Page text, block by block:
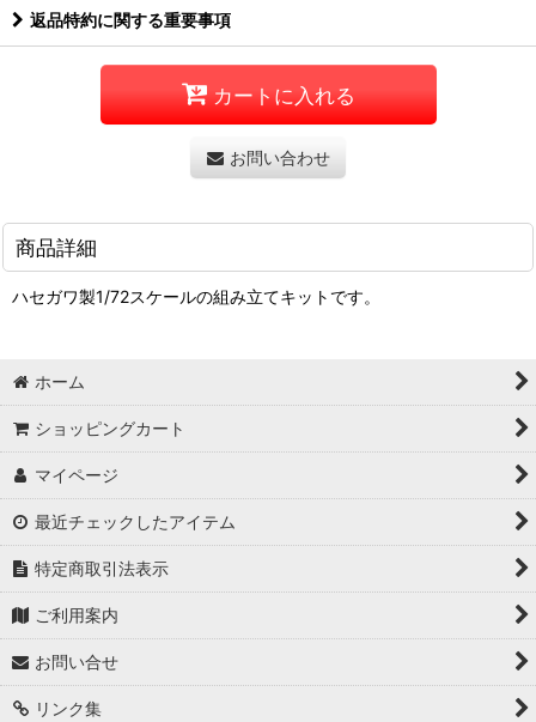
返品特約に関する重要事項
カートに入れる
お問い合わせ
商品詳細
ハセガワ製1/72スケールの組み立てキットです。
ホーム
ショッピングカート
マイページ
最近チェックしたアイテム
特定商取引法表示
ご利用案内
お問い合せ
リンク集